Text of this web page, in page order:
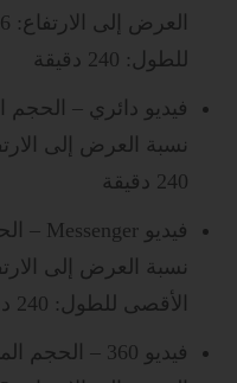
للطول: 240 دقيقة
240 دقيقة
الأقصى للطول: 240 دقيقة